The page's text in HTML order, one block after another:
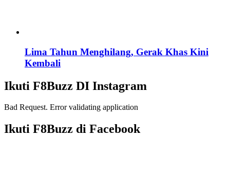
Lima Tahun Menghilang, Gerak Khas Kini
Kembali
Ikuti F8Buzz DI Instagram
Bad Request. Error validating application
Ikuti F8Buzz di Facebook